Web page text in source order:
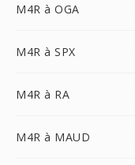
M4R à OGA
M4R à SPX
M4R à RA
M4R à MAUD